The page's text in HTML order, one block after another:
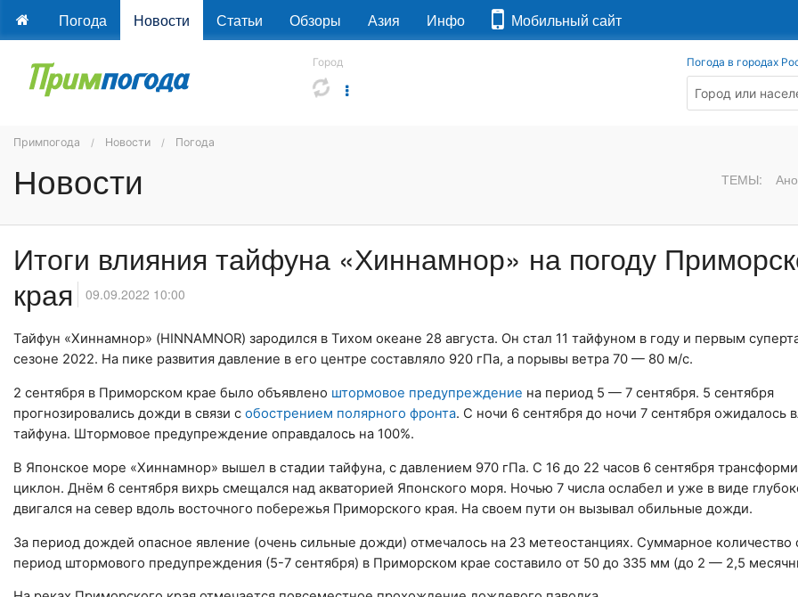
Погода Новости Статьи Обзоры Азия Инфо Мобильный сайт
Город Погода в городах
Примпогода Новости Погода
Новости ТЕМЫ:
Итоги влияния тайфуна «Хиннамнор» на погоду
края
09.09.2022 10:00
Тайфун «Хиннамнор» (HINNAMNOR) зародился в Тихом океане 28 августа. Он стал 11 тайфуном в году и первым
сезоне 2022. На пике развития давление в его центре составляло 920 гПа, а порывы ветра 70 — 80 м/с.
2 сентября в Приморском крае было объявлено штормовое предупреждение на период 5 — 7 сентября. 5 сентября
прогнозировались дожди в связи с обострением полярного фронта. С ночи 6 сентября до ночи 7 сентября ожидалось
тайфуна. Штормовое предупреждение оправдалось на 100%.
В Японское море «Хиннамнор» вышел в стадии тайфуна, с давлением 970 гПа. С 16 до 22 часов 6 сентября
циклон. Днём 6 сентября вихрь смещался над акваторией Японского моря. Ночью 7 числа ослабел и уже в виде
двигался на север вдоль восточного побережья Приморского края. На своем пути он вызывал обильные дожди.
За период дождей опасное явление (очень сильные дожди) отмечалось на 23 метеостанциях. Суммарное количество
период штормового предупреждения (5-7 сентября) в Приморском крае составило от 50 до 335 мм (до 2 — 2,5